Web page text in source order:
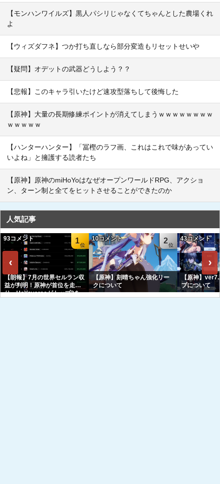
【モンハンワイルズ】黒人パシリじゃなくてちゃんとした農場くれ
よ
【ウィズダフネ】つか打ち直しなら部分変造もリセットせいや
【疑問】オデットの武器どうしよう？？
【悲報】このキャラ引いたけど速攻型落ちして後悔した
【原神】大量の長期修練ポイントが消えてしまうｗｗｗｗｗｗｗｗ
ｗｗｗｗｗ
【ハンターハンター】「冨樫のラフ画、これはこれで味があってい
いよね」と擁護する読者たち
【原神】原神のmiHoYoはなぜオープンワールドRPG、アクショ
ン、ターン制と全てをヒットさせることができたのか
人気記事
‹
1
93コメント
【朗報】7月の世界セルラン収
益が判明！原神が首位を走
り、HoYoverseがトップ3を
2
10コメント
【原神】刻晴ちゃん強化リー
クについて
43コメント
【原神】
プについて
›